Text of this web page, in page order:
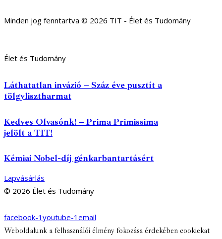
Minden jog fenntartva © 2026 TIT - Élet és Tudomány
Élet és Tudomány
Láthatatlan invázió – Száz éve pusztít a
tölgylisztharmat
Kedves Olvasónk! – Prima Primissima
jelölt a TIT!
Kémiai Nobel-díj génkarbantartásért
Lapvásárlás
© 2026 Élet és Tudomány
facebook-1 youtube-1 email
Weboldalunk a felhasználói élmény fokozása érdekében cookiekat